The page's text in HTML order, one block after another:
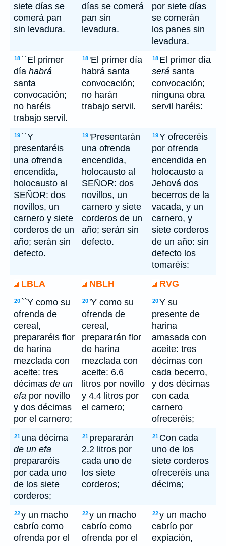
siete días se
comerá pan
sin levadura.
días se comerá
pan sin
levadura.
por siete días
se comerán
los panes sin
levadura.
18 ``El primer
día habrá
santa
convocación;
no haréis
trabajo servil.
18 'El primer día
habrá santa
convocación;
no harán
trabajo servil.
18 El primer día
será santa
convocación;
ninguna obra
servil haréis:
19 ``Y
presentaréis
una ofrenda
encendida,
holocausto al
SEÑOR: dos
novillos, un
carnero y siete
corderos de un
año; serán sin
defecto.
19 'Presentarán
una ofrenda
encendida,
holocausto al
SEÑOR: dos
novillos, un
carnero y siete
corderos de un
año; serán sin
defecto.
19Y ofreceréis
por ofrenda
encendida en
holocausto a
Jehová dos
becerros de la
vacada, y un
carnero, y
siete corderos
de un año: sin
defecto los
tomaréis:
LBLA
NBLH RVG
20 ``Y como su
ofrenda de
cereal,
prepararéis flor
de harina
mezclada con
aceite: tres
décimas de un
efa por novillo
y dos décimas
por el carnero;
20 'Y como su
ofrenda de
cereal,
prepararán flor
de harina
mezclada con
aceite: 6.6
litros por novillo
y 4.4 litros por
el carnero;
20Y su
presente de
harina
amasada con
aceite: tres
décimas con
cada becerro,
y dos décimas
con cada
carnero
ofreceréis;
21 una décima
de un efa
prepararéis
por cada uno
de los siete
corderos;
21 prepararán
2.2 litros por
cada uno de
los siete
corderos;
21 Con cada
uno de los
siete corderos
ofreceréis una
décima;
22y un macho
cabrío como
ofrenda por el
22y un macho
cabrío como
ofrenda por el
22y un macho
cabrío por
expiación,